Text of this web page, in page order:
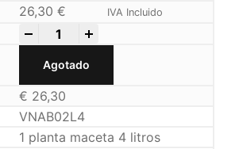
26,30€ IVA Incluido
Agotado
€ 26,30
VNAB02L4
1 planta maceta 4 litros